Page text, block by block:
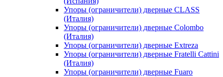
Упоры (ограничители) дверные CLASS
(Италия)
Упоры (ограничители) дверные Colombo
(Италия)
Упоры (ограничители) дверные Extreza
Упоры (ограничители) дверные Fratelli Cattini
(Италия)
Упоры (ограничители) дверные Fuaro